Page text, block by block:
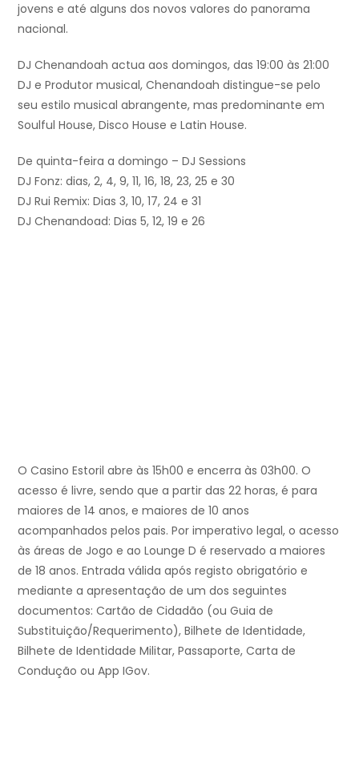
jovens e até alguns dos novos valores do panorama
nacional.
DJ Chenandoah actua aos domingos, das 19:00 às 21:00
DJ e Produtor musical, Chenandoah distingue-se pelo
seu estilo musical abrangente, mas predominante em
Soulful House, Disco House e Latin House.
De quinta-feira a domingo – DJ Sessions
DJ Fonz: dias, 2, 4, 9, 11, 16, 18, 23, 25 e 30
DJ Rui Remix: Dias 3, 10, 17, 24 e 31
DJ Chenandoad: Dias 5, 12, 19 e 26
O Casino Estoril abre às 15h00 e encerra às 03h00. O
acesso é livre, sendo que a partir das 22 horas, é para
maiores de 14 anos, e maiores de 10 anos
acompanhados pelos pais. Por imperativo legal, o acesso
às áreas de Jogo e ao Lounge D é reservado a maiores
de 18 anos. Entrada válida após registo obrigatório e
mediante a apresentação de um dos seguintes
documentos: Cartão de Cidadão (ou Guia de
Substituição/Requerimento), Bilhete de Identidade,
Bilhete de Identidade Militar, Passaporte, Carta de
Condução ou App IGov.